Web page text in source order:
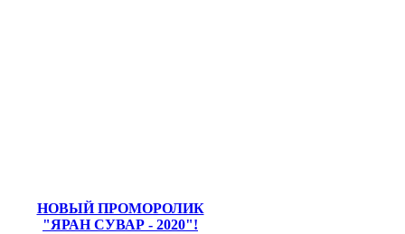
НОВЫЙ ПРОМОРОЛИК
"ЯРАН СУВАР - 2020"!